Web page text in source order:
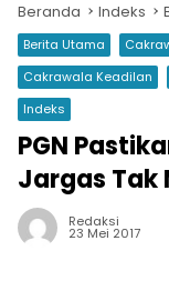
Beranda Indeks
Berita Utama
Cakrawala Keadilan
Indeks
PGN
Jargas Tak
Redaksi
23 Mei 2017